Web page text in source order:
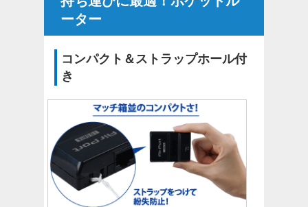
ーター
コンパクト＆ストラップホール付
き